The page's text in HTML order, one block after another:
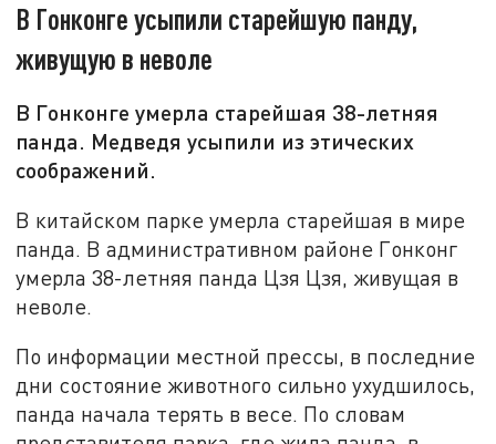
В Гонконге усыпили старейшую панду,
живущую в неволе
В Гонконге умерла старейшая 38-летняя
панда. Медведя усыпили из этических
соображений.
В китайском парке умерла старейшая в мире
панда. В административном районе Гонконг
умерла 38-летняя панда Цзя Цзя, живущая в
неволе.
По информации местной прессы, в последние
дни состояние животного сильно ухудшилось,
панда начала терять в весе. По словам